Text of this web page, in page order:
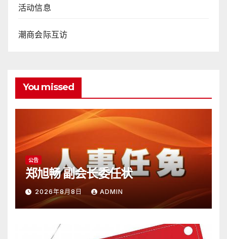
活动信息
潮商会际互访
You missed
公告
郑旭畅 副会长委任状
2026年8月8日 ADMIN